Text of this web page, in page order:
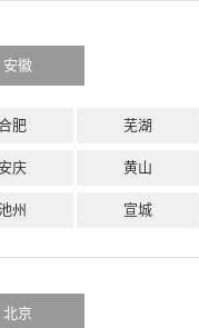
安徽
肥 芜湖
安庆 黄山
州 宣城
北京